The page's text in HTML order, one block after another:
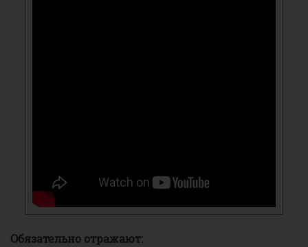
Обязательно отражают: